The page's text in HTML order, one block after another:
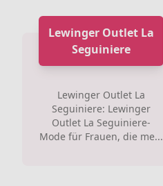
Lewinger Outlet La
Seguiniere
Lewinger Outlet La
Seguiniere: Lewinger
Outlet La Seguiniere-
Mode für Frauen, die me...